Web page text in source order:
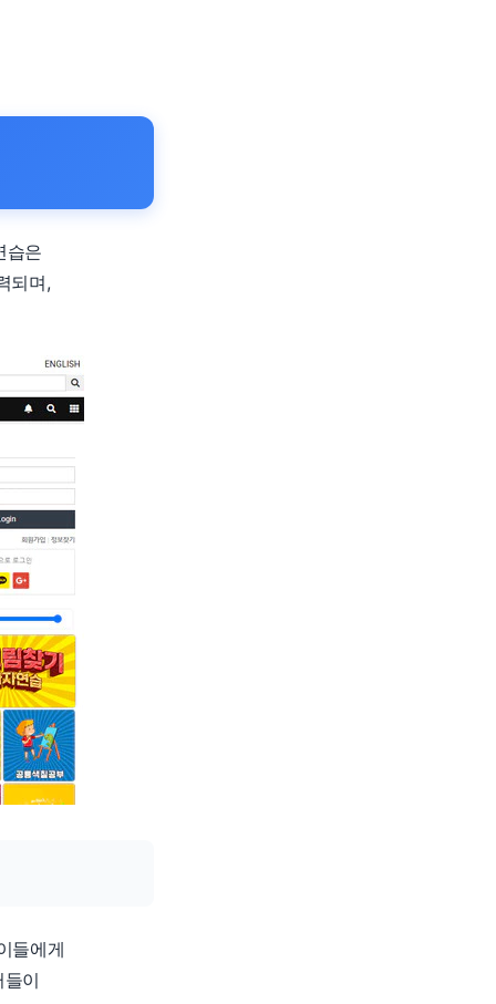
습은
되며,
들에게
이